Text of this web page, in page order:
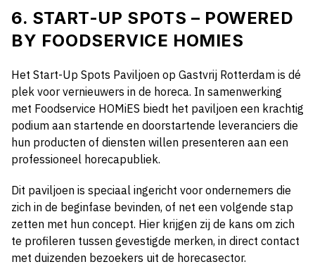
6. START-UP SPOTS – POWERED
BY FOODSERVICE HOMIES
Het Start-Up Spots Paviljoen op Gastvrij Rotterdam is dé
plek voor vernieuwers in de horeca. In samenwerking
met Foodservice HOMiES biedt het paviljoen een krachtig
podium aan startende en doorstartende leveranciers die
hun producten of diensten willen presenteren aan een
professioneel horecapubliek.
Dit paviljoen is speciaal ingericht voor ondernemers die
zich in de beginfase bevinden, of net een volgende stap
zetten met hun concept. Hier krijgen zij de kans om zich
te profileren tussen gevestigde merken, in direct contact
met duizenden bezoekers uit de horecasector.